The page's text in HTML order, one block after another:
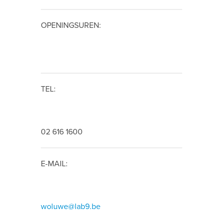
OPENINGSUREN:
TEL:
02 616 1600
E-MAIL:
woluwe@lab9.be